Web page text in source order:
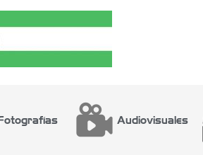
Audiovisuales